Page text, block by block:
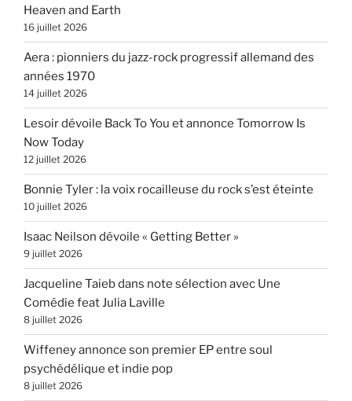
Heaven and Earth
16 juillet 2026
Aera : pionniers du jazz-rock progressif allemand des
années 1970
14 juillet 2026
Lesoir dévoile Back To You et annonce Tomorrow Is
Now Today
12 juillet 2026
Bonnie Tyler : la voix rocailleuse du rock s’est éteinte
10 juillet 2026
Isaac Neilson dévoile « Getting Better »
9 juillet 2026
Jacqueline Taieb dans note sélection avec Une
Comédie feat Julia Laville
8 juillet 2026
Wiffeney annonce son premier EP entre soul
psychédélique et indie pop
8 juillet 2026